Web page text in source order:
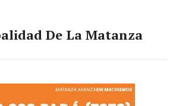
De La Matanza